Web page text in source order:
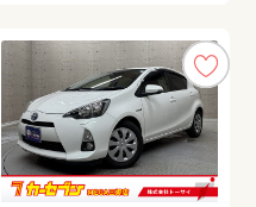
スズキ スイフト